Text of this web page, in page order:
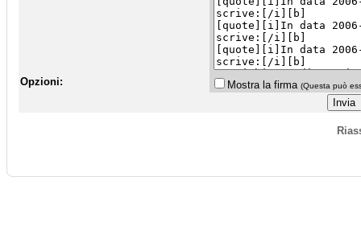
Opzioni: Mostra la firma (Questa può